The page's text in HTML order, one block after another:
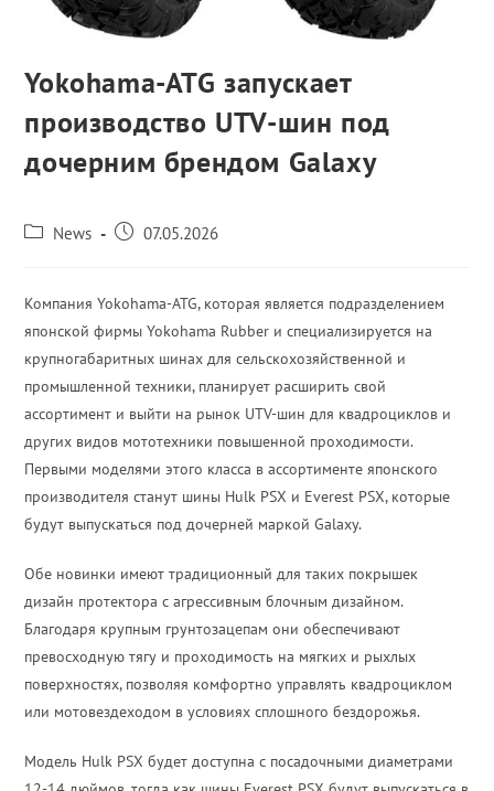
Yokohama-ATG запускает
производство UTV-шин под
дочерним брендом Galaxy
News 07.05.2026
Компания Yokohama-ATG, которая является подразделением
японской фирмы Yokohama Rubber и специализируется на
крупногабаритных шинах для сельскохозяйственной и
промышленной техники, планирует расширить свой
ассортимент и выйти на рынок UTV-шин для квадроциклов и
других видов мототехники повышенной проходимости.
Первыми моделями этого класса в ассортименте японского
производителя станут шины Hulk PSX и Everest PSX, которые
будут выпускаться под дочерней маркой Galaxy.
Обе новинки имеют традиционный для таких покрышек
дизайн протектора с агрессивным блочным дизайном.
Благодаря крупным грунтозацепам они обеспечивают
превосходную тягу и проходимость на мягких и рыхлых
поверхностях, позволяя комфортно управлять квадроциклом
или мотовездеходом в условиях сплошного бездорожья.
Модель Hulk PSX будет доступна с посадочными диаметрами